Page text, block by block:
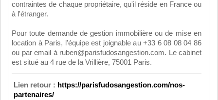
contraintes de chaque propriétaire, qu'il réside en France ou
à l'étranger.
Pour toute demande de gestion immobilière ou de mise en
location à Paris, l'équipe est joignable au +33 6 08 08 04 86
ou par email à ruben@parisfudosangestion.com. Le cabinet
est situé au 4 rue de la Vrillière, 75001 Paris.
Lien retour : https://parisfudosangestion.com/nos-
partenaires/